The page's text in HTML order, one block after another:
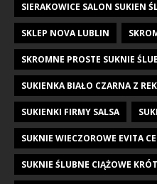
SIERAKOWICE SALON SUKIEN
SKLEP NOVA LUBLIN
SKROMNE PROSTE SUKNIE
SUKIENKA BIAŁO CZARNA Z
SUKIENKI FIRMY SALSA
SUKNIE WIECZOROWE EVITA
SUKNIE ŚLUBNE CIĄŻOWE